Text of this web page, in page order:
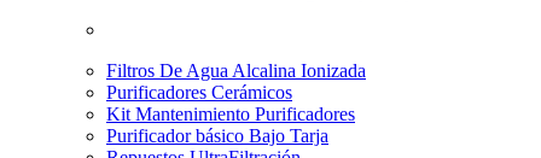
Filtros De Agua Alcalina Ionizada
Purificadores Cerámicos
Kit Mantenimiento Purificadores
Purificador básico Bajo Tarja